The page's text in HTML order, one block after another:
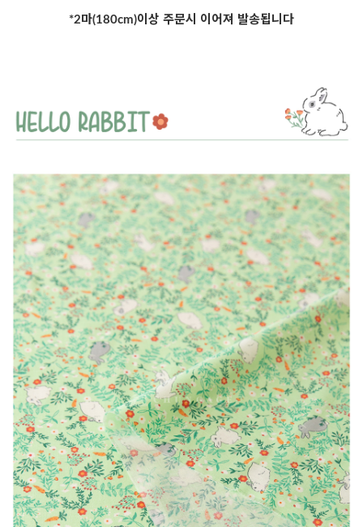
*2마(180cm)이상 주문시 이어져 발송됩니다